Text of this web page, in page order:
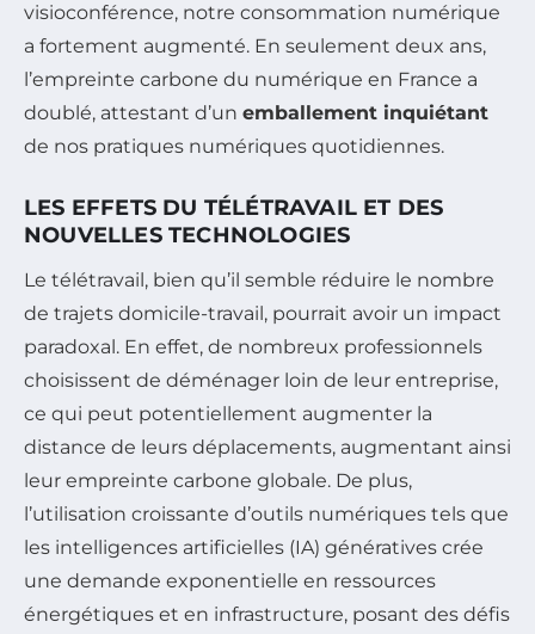
visioconférence, notre consommation numérique
a fortement augmenté. En seulement deux ans,
l’empreinte carbone du numérique en France a
doublé, attestant d’un emballement inquiétant
de nos pratiques numériques quotidiennes.
LES EFFETS DU TÉLÉTRAVAIL ET DES
NOUVELLES TECHNOLOGIES
Le télétravail, bien qu’il semble réduire le nombre
de trajets domicile-travail, pourrait avoir un impact
paradoxal. En effet, de nombreux professionnels
choisissent de déménager loin de leur entreprise,
ce qui peut potentiellement augmenter la
distance de leurs déplacements, augmentant ainsi
leur empreinte carbone globale. De plus,
l’utilisation croissante d’outils numériques tels que
les intelligences artificielles (IA) génératives crée
une demande exponentielle en ressources
énergétiques et en infrastructure, posant des défis